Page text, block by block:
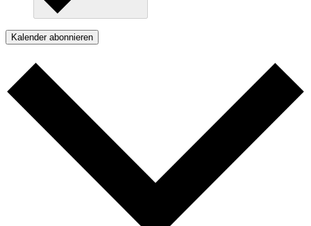
Kalender abonnieren